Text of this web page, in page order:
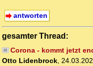
antworten
gesamter Thread:
Corona - kommt jetzt
Otto Lidenbrock,